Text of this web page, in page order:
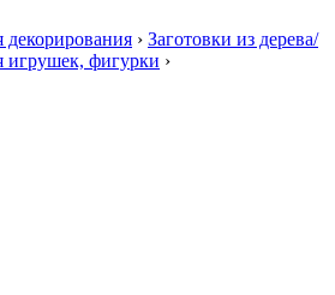
декорирования › Заготовки из дерева/
игрушек, фигурки ›